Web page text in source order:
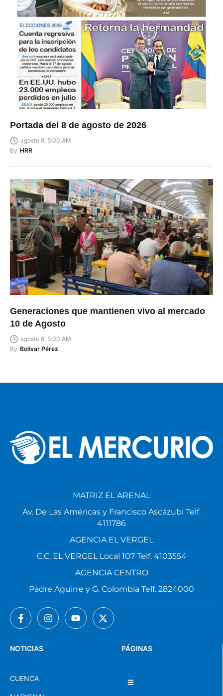
Portada del 8 de agosto de 2026
agosto 8, 5:00 AM
By HRR
Generaciones que mantienen vivo al mercado
10 de Agosto
agosto 8, 5:00 AM
By Bolívar Pérez
PÁGINAS
NOTICIAS
CUENCA
MATRIZ EL ARENAL
Av. De Las Américas y Francisco Ascázubi Telf.
4111786
AGENCIA EL VERGEL
C.C. EL VERGEL Local 107 Telf. 4103554
AGENCIA CENTRO
Padre Aguirre y G. Colombia Telf. 2824000